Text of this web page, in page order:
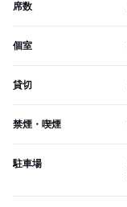
席数
個室
貸切
禁煙・喫煙
駐車場